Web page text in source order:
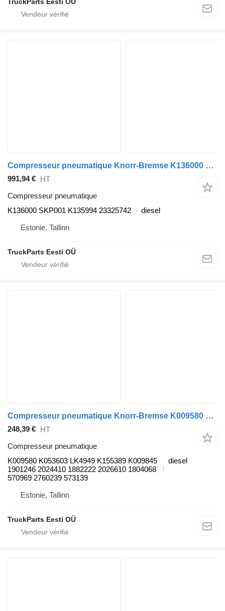
Compresseur pneumatique Knorr-Bremse K136000 pour bus Volvo 7700-9900
991,94 € HT
Compresseur pneumatique
K136000 SKP001 K135994 23325742
diesel
Estonie, Tallinn
TruckParts Eesti OÜ
Compresseur pneumatique Knorr-Bremse K009580 pour bus Scania K, N, F-Series (2006-)
248,39 € HT
Compresseur pneumatique
K009580 K053603 LK4949 K155389 K009845
1901246 2024410 1882222 2026610 1804068
570969 2760239 573139
diesel
Estonie, Tallinn
TruckParts Eesti OÜ